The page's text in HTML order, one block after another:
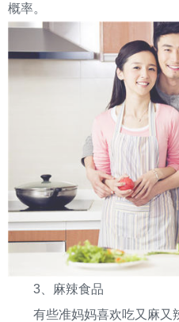
概率。
3、麻辣食品
有些准妈妈喜欢吃又麻又